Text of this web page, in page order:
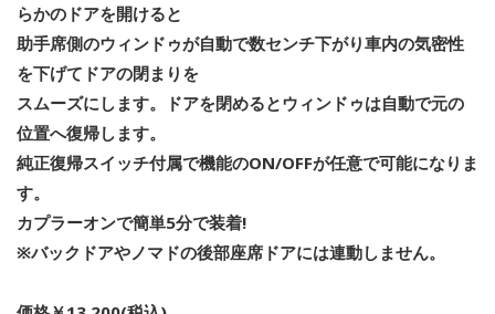
らかのドアを開けると
助手席側のウィンドゥが自動で数センチ下がり車内の気密性
を下げてドアの閉まりを
スムーズにします。ドアを閉めるとウィンドゥは自動で元の
位置へ復帰します。
純正復帰スイッチ付属で機能のON/OFFが任意で可能になりま
す。
カプラーオンで簡単5分で装着!
※バックドアやノマドの後部座席ドアには連動しません。